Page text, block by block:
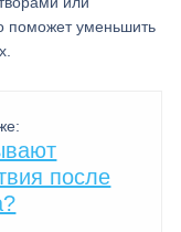
поможет уменьшить
после